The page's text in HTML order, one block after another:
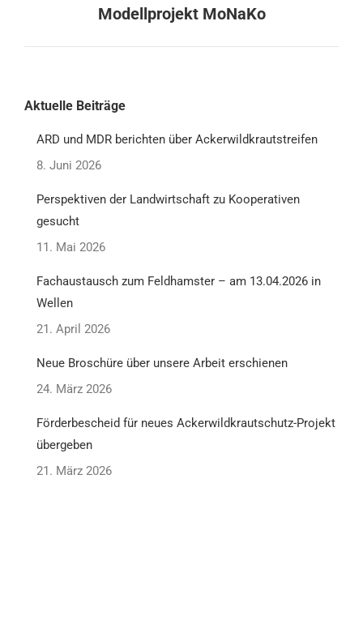
Modellprojekt MoNaKo
Aktuelle Beiträge
ARD und MDR berichten über Ackerwildkrautstreifen
8. Juni 2026
Perspektiven der Landwirtschaft zu Kooperativen
gesucht
11. Mai 2026
Fachaustausch zum Feldhamster – am 13.04.2026 in
Wellen
21. April 2026
Neue Broschüre über unsere Arbeit erschienen
24. März 2026
Förderbescheid für neues Ackerwildkrautschutz-Projekt
übergeben
21. März 2026